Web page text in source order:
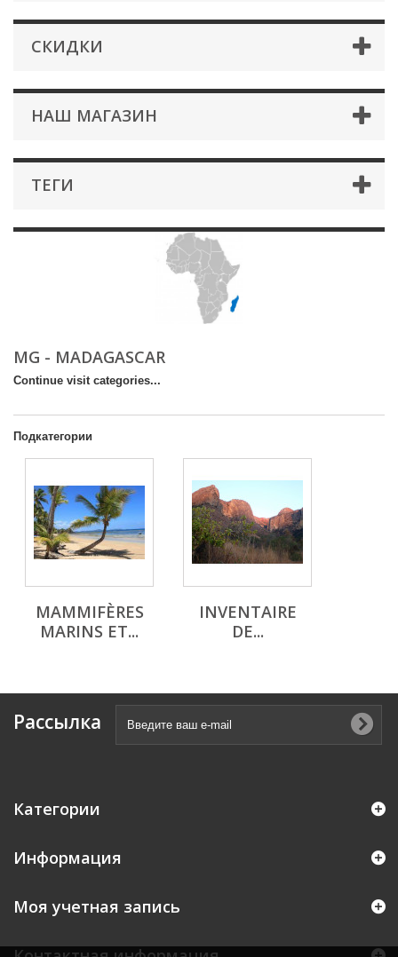
СКИДКИ
НАШ МАГАЗИН
ТЕГИ
MG - MADAGASCAR
Continue visit categories...
Подкатегории
MAMMIFÈRES
MARINS ET...
INVENTAIRE
DE...
Рассылка
Категории
Информация
Моя учетная запись